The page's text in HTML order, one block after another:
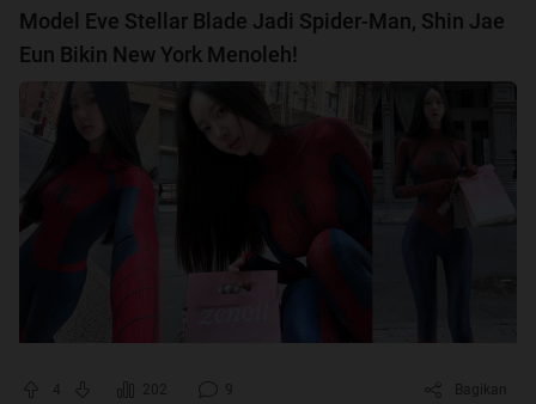
Model Eve Stellar Blade Jadi Spider-Man, Shin Jae
Eun Bikin New York Menoleh!
4 202 Bagikan